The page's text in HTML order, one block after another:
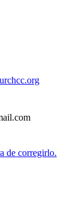
de corregirlo.